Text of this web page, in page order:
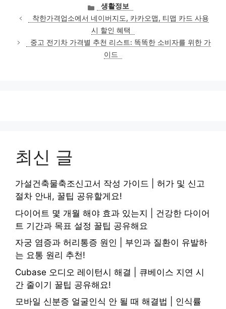
카
테
고
리
생활정보
착한가격업소에서 네이버지도, 카카오맵, 티맵 카드 사용
시 할인 혜택
중고 전기차 가격별 추천 리스트: 똑똑한 소비자를 위한 가
이드
최신 글
가설건축물축조신고서 작성 가이드 | 허가 및 신고
절차 안내, 꿀팁 공유할게요!
다이어트 몇 개월 해야 효과 있는지 | 건강한 다이어
트 기간과 목표 설정 꿀팁 공유해요
자궁 염증과 허리통증 원인 | 부인과 질환이 유발하
는 요통 원리 추천!
Cubase 오디오 레이턴시 해결 | 큐베이스 지연 시
간 줄이기 꿀팁 공유해요!
모바일 신분증 얼굴인식 안 될 때 해결법 | 인식률